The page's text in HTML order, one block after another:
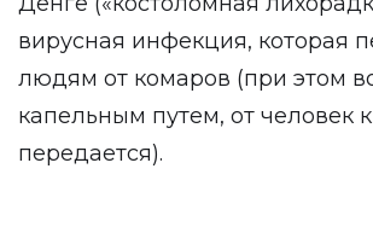
вирусная инфекция, которая
людям от комаров (при этом
капельным путем, от человек
передается).